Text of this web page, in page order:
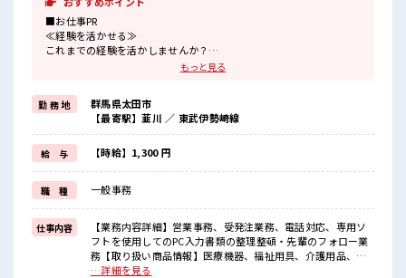
■お仕事PR
≪経験を活かせる≫
これまでの経験を活かしませんか？
≪女性も働きやすい職場≫
もちろん男性の応募も歓迎ですよ！
≪プライベートが充実する≫
場合によってはお願いすることもありますが、
残業はほとんどナシ！
≪土日祝休のお仕事≫
家族や友人と一緒にプライベート満喫！
≪髪型自由≫
基本的に髪色自由で明るすぎたり奇抜でなければOKです！
(規定有)≪様々なお仕事をご提案≫
一人で悩まず気軽に相談できる、
派遣のお仕事です！
もっと見る
勤 務 地
群馬県太田市
【最寄駅】韮川 ／ 東武伊勢崎線
給 与 【時給】1,300 円
職 種 一般事務
仕事内容
【業務内容詳細】営業事務、受発注業務、電話対応、専用ソ
フトを使用してのPC入力書類の整理整頓・先輩のフォロー業
務【取り扱い商品情報】医療機器、福祉用具、介護用品、メ
ンテナンスサービスケア、ME機器、各種医療材料 ■お仕事PR
…詳細を見る